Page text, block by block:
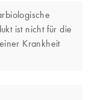
ist nicht für die
Krankheit